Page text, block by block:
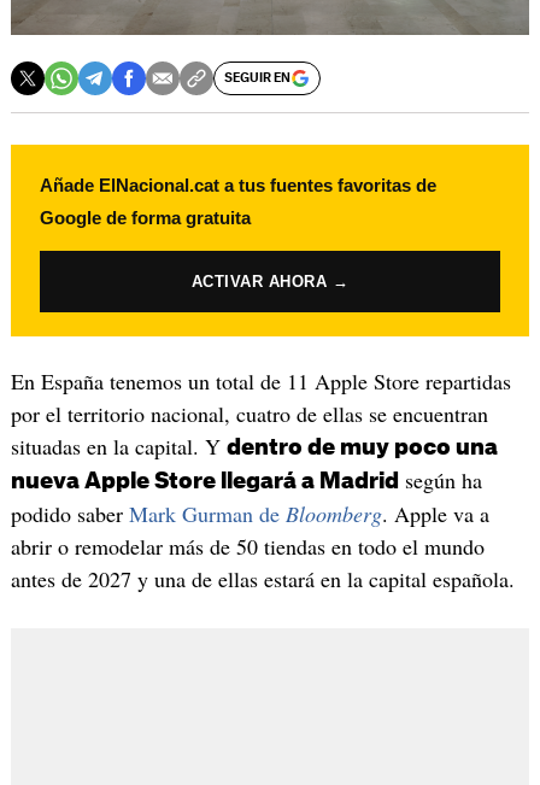
SEGUIR EN
Añade ElNacional.cat a tus fuentes favoritas de
Google de forma gratuita
ACTIVAR AHORA →
En España tenemos un total de 11 Apple Store repartidas
por el territorio nacional, cuatro de ellas se encuentran
situadas en la capital. Y dentro de muy poco una
nueva Apple Store llegará a Madrid según ha
podido saber Mark Gurman de Bloomberg. Apple va a
abrir o remodelar más de 50 tiendas en todo el mundo
antes de 2027 y una de ellas estará en la capital española.